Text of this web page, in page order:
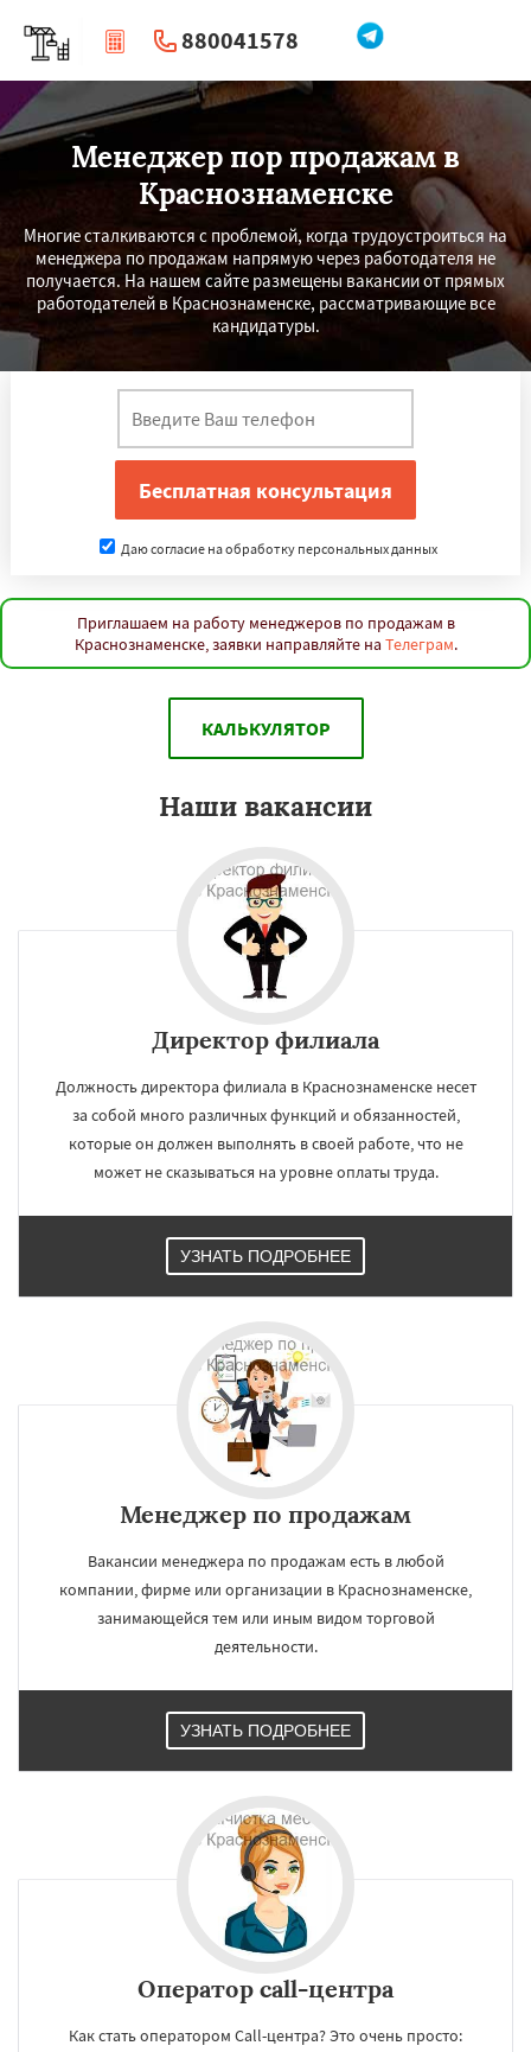
Работаем по
Ликино-Дулево
Лосино-Петровский Луховицы
Люберцы Можайск Мытищи
Наро-Фоминск
Орехово-Зуево
Павловский Посад Пересвет Подольск
Протвино Пушкино Пущино Раменское
Рузф Сергиев Посад
Ступино Талдом Фрязино Химки
Черноголовка Чехов Шатура
Электрогорск Электросталь
880041578
| Перезвоните мне
Менеджер пор продажам в
Краснознаменске
Многие сталкиваются с проблемой, когда трудоустроиться на
менеджера по продажам напрямую через работодателя не
получается. На нашем сайте размещены вакансии от прямых
работодателей в Краснознаменске, рассматривающие все
кандидатуры.
Даю согласие на обработку персональных данных
Приглашаем на работу менеджеров по продажам в
Краснознаменске, заявки направляйте на Телеграм.
КАЛЬКУЛЯТОР
Наши вакансии
Директор филиала
Должность директора филиала в Краснознаменске несет
за собой много различных функций и обязанностей,
которые он должен выполнять в своей работе, что не
может не сказываться на уровне оплаты труда.
УЗНАТЬ ПОДРОБНЕЕ
Менеджер по продажам
Вакансии менеджера по продажам есть в любой
компании, фирме или организации в Краснознаменске,
занимающейся тем или иным видом торговой
деятельности.
УЗНАТЬ ПОДРОБНЕЕ
Оператор call-центра
Как стать оператором Call-центра? Это очень просто:
УЗНАТЬ ПОДРОБНЕЕ
Даю согласие на обработку персональных данных